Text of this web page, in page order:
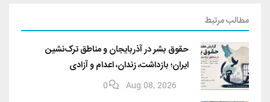
مطالب مرتبط
حقوق بشر در آذربایجان و مناطق ترک‌نشین
ایران؛ بازداشت، زندان، اعدام و آزادی
Aug 08, 2026
0